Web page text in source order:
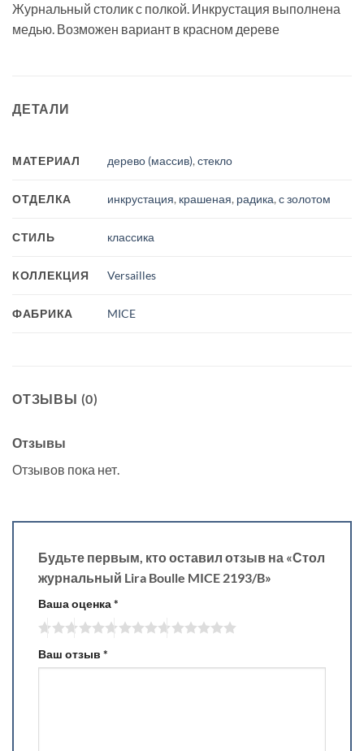
Журнальный столик с полкой. Инкрустация выполнена
медью. Возможен вариант в красном дереве
ДЕТАЛИ
МАТЕРИАЛ дерево (массив),стекло
ОТДЕЛКА инкрустация, крашеная, радика,с золотом
СТИЛЬ классика
КОЛЛЕКЦИЯ Versailles
ФАБРИКА MICE
ОТЗЫВЫ (0)
Отзывы
Отзывов пока нет.
Будьте первым, кто оставил отзыв на «Стол
журнальный Lira Boulle MICE 2193/B»
Ваша оценка*
Ваш отзыв *